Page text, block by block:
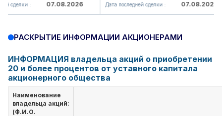
сделки : 07.08.2026 Дата последней сделки : 07.08.2026
РАСКРЫТИЕ ИНФОРМАЦИИ АКЦИОНЕРАМИ
ИНФОРМАЦИЯ владельца акций о приобретении
20 и более процентов от уставного капитала
акционерного общества
Наименование
владельца акций:
(Ф.И.О.